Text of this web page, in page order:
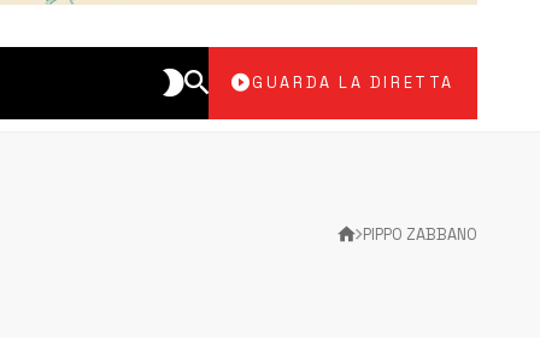
GUARDA LA DIRETTA
PIPPO ZABBANO